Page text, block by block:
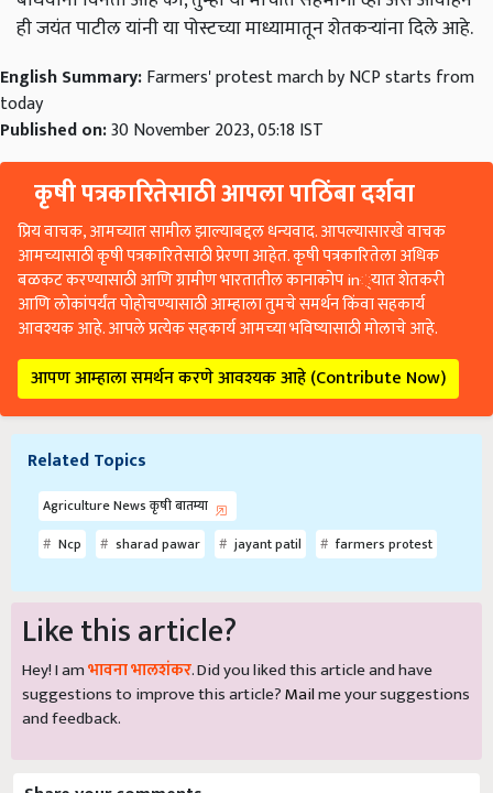
ही जयंत पाटील यांनी या पोस्टच्या माध्यामातून शेतकऱ्यांना दिले आहे.
English Summary:Farmers' protest march by NCP starts from
today
Published on:30 November 2023, 05:18 IST
कृषी पत्रकारितेसाठी आपला पाठिंबा दर्शवा
प्रिय वाचक, आमच्यात सामील झाल्याबद्दल धन्यवाद. आपल्यासारखे वाचक
आमच्यासाठी कृषी पत्रकारितेसाठी प्रेरणा आहेत. कृषी पत्रकारितेला अधिक
बळकट करण्यासाठी आणि ग्रामीण भारतातील कानाकोप in्यात शेतकरी
आणि लोकांपर्यंत पोहोचण्यासाठी आम्हाला तुमचे समर्थन किंवा सहकार्य
आवश्यक आहे. आपले प्रत्येक सहकार्य आमच्या भविष्यासाठी मोलाचे आहे.
आपण आम्हाला समर्थन करणे आवश्यक आहे (Contribute Now)
Related Topics
Agriculture News कृषी बातम्या
Ncp
sharad pawar jayant patil farmers protest
Like this article?
Hey! I amभावना भालशंकर. Did you liked this article and have
suggestions to improve this article?Mailme your suggestions
and feedback.